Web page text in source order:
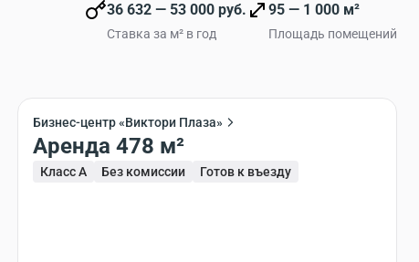
36 632 — 53 000 руб.
Ставка за м² в год
95 — 1 000 м²
Площадь помещений
Бизнес-центр «Виктори Плаза»
Аренда 478 м²
Класс A Без комиссии Готов к въезду